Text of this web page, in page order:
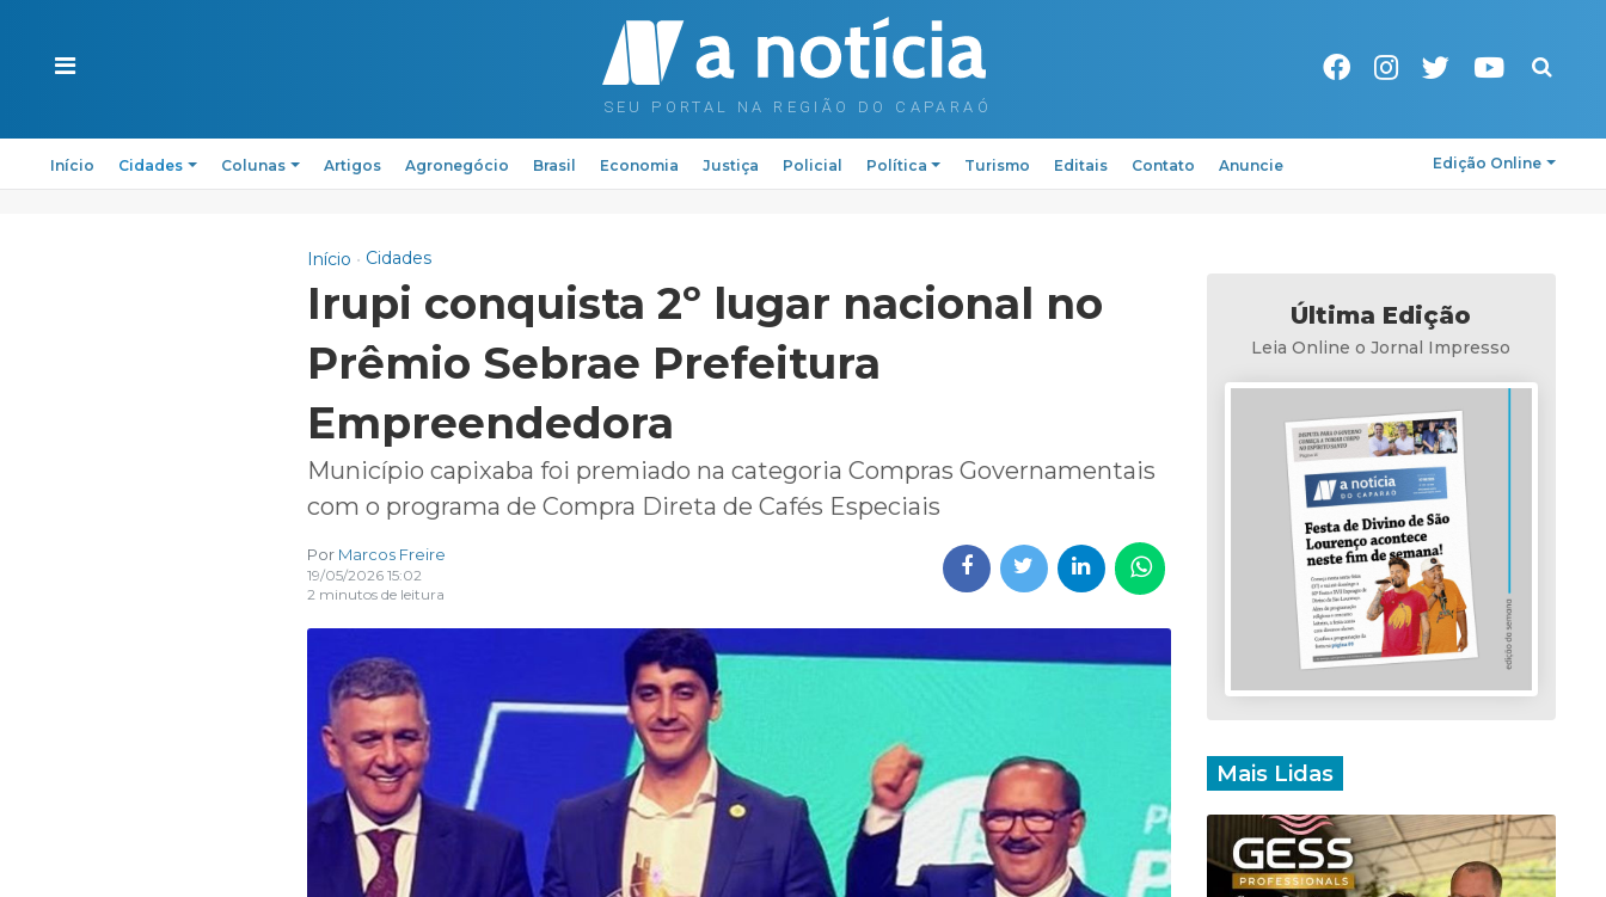
Pesquisa
Início Cidades Colunas Artigos Agronegócio Brasil Economia Justiça Policial Política Turismo Editais Contato Anuncie Edição Online
Início Cidades
Irupi conquista 2º lugar nacional no
Prêmio Sebrae Prefeitura
Empreendedora
Município capixaba foi premiado na categoria Compras Governamentais
com o programa de Compra Direta de Cafés Especiais
Por Marcos Freire
19/05/2026 15:02
2 minutos de leitura
Última Edição
Leia Online o Jornal Impresso
Mais Lidas